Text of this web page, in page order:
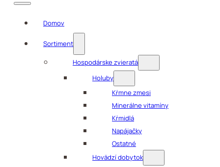
Domov
Sortiment
Hospodárske zvieratá
Holuby
Kŕmne zmesi
Minerálne vitamíny
Kŕmidlá
Napájačky
Ostatné
Hovädzí dobytok